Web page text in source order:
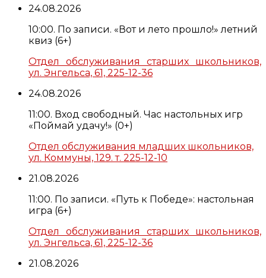
24.08.2026
10:00. По записи. «Вот и лето прошло!» летний
квиз (6+)
Отдел обслуживания старших школьников,
ул. Энгельса, 61, 225-12-36
24.08.2026
11:00. Вход свободный. Час настольных игр
«Поймай удачу!» (0+)
Отдел обслуживания младших школьников,
ул. Коммуны, 129. т. 225-12-10
21.08.2026
11:00. По записи. «Путь к Победе»: настольная
игра (6+)
Отдел обслуживания старших школьников,
ул. Энгельса, 61, 225-12-36
21.08.2026